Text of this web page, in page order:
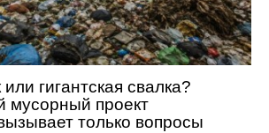
гигантская свалка?
мусорный проект
только вопросы